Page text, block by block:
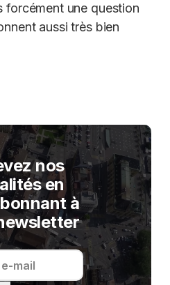
forcément une question
aussi très bien
nos
en
à